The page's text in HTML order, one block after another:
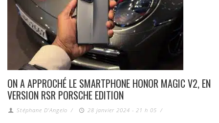
ON A APPROCHÉ LE SMARTPHONE HONOR MAGIC V2, EN
VERSION RSR PORSCHE EDITION
Stéphane D'Angelo / 28 janvier 2024 - 21 h 05 /